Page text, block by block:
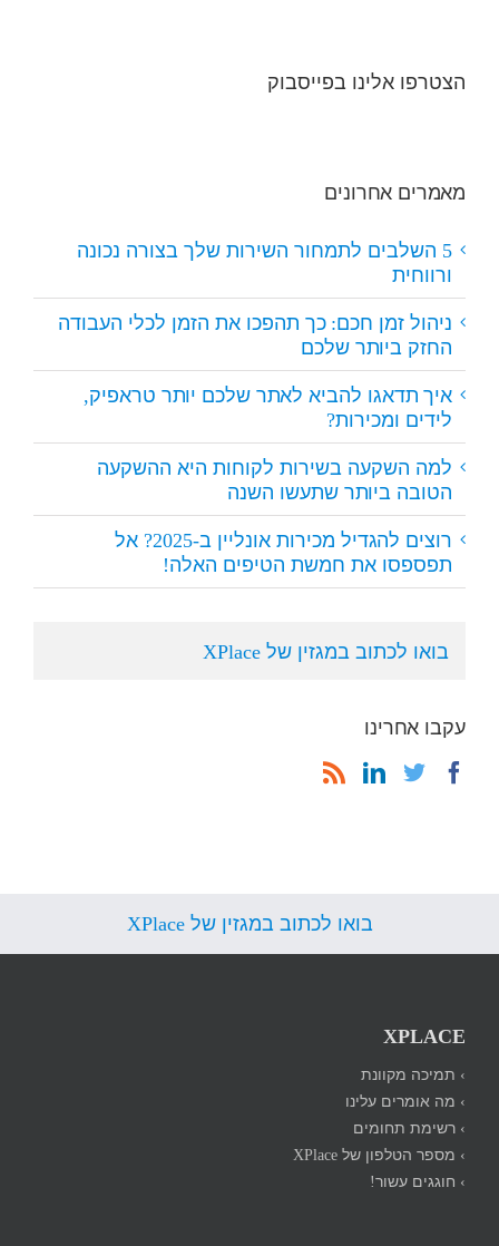
הצטרפו אלינו בפייסבוק
מאמרים אחרונים
5 השלבים לתמחור השירות שלך בצורה נכונה
ורווחית
ניהול זמן חכם: כך תהפכו את הזמן לכלי העבודה
החזק ביותר שלכם
איך תדאגו להביא לאתר שלכם יותר טראפיק,
לידים ומכירות?
למה השקעה בשירות לקוחות היא ההשקעה
הטובה ביותר שתעשו השנה
רוצים להגדיל מכירות אונליין ב-2025? אל
תפספסו את חמשת הטיפים האלה!
בואו לכתוב במגזין של XPlace
עקבו אחרינו
בואו לכתוב במגזין של XPlace
XPLACE
› תמיכה מקוונת
› מה אומרים עלינו
› רשימת תחומים
› מספר הטלפון של XPlace
› חוגגים עשור!